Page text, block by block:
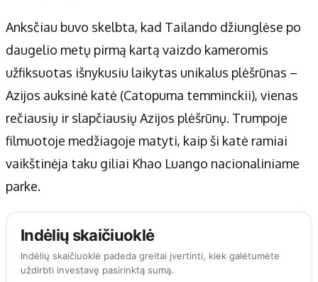
Anksčiau buvo skelbta, kad Tailando džiunglėse po
daugelio metų pirmą kartą vaizdo kameromis
užfiksuotas išnykusiu laikytas unikalus plėšrūnas –
Azijos auksinė katė (Catopuma temminckii), vienas
rečiausių ir slapčiausių Azijos plėšrūnų. Trumpoje
filmuotoje medžiagoje matyti, kaip ši katė ramiai
vaikštinėja taku giliai Khao Luango nacionaliniame
parke.